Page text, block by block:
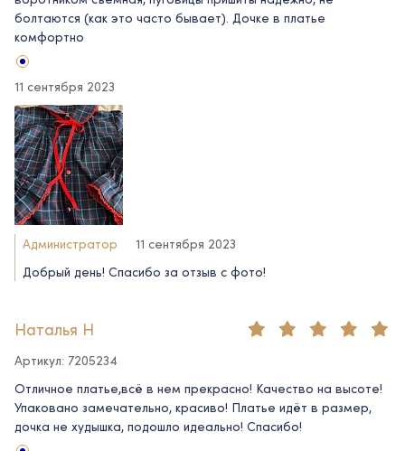
болтаются (как это часто бывает). Дочке в платье
комфортно
11 сентября 2023
Администратор
11 сентября 2023
Добрый день! Спасибо за отзыв с фото!
Наталья Н
Артикул: 7205234
Отличное платье,всё в нем прекрасно! Качество на высоте!
Упаковано замечательно, красиво! Платье идёт в размер,
дочка не худышка, подошло идеально! Спасибо!